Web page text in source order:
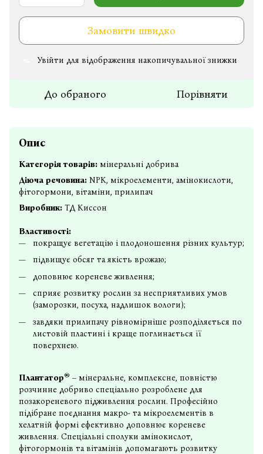
Замовити швидко
Увійти для відображення накопичувальної знижки
До обраного Порівняти
Опис
Категорія товарів: мінеральні добрива
Діюча речовина: NPK, мікроелементи, амінокислоти,
фітогормони, вітаміни, прилипач
Виробник: ТД Киссон
Властивості:
покращує вегетацію і плодоношення різних культур;
підвищує обсяг та якість врожаю;
доповнює кореневе живлення;
сприяє розвитку рослин за несприятливих умов
(заморозки, посуха, надлишок вологи);
завдяки прилипачу рівномірніше розподіляється по
листовій пластині і краще поглинається її
поверхнею.
Плантатор® – мінеральне, комплексне, повністю
розчинне добриво спеціально розроблене для
позакореневого підживлення рослин. Професійно
підібране поєднання макро- та мікроелементів в
хелатній формі ефективно доповнює кореневе
живлення. Спеціальні сполуки амінокислот,
фітогормонів та вітамінів допомагають розвитку